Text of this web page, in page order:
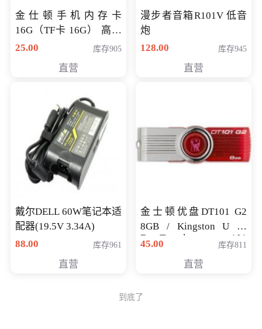
金仕顿手机内存卡
16G（TF卡 16G） 高速
卡 CLASS 10
25.00 库存905
直营
漫步者音箱R101V 低音
炮
128.00
库存945
直营
戴尔DELL 60W笔记本适
配器(19.5V 3.34A)
88.00
库存961
直营
金士顿优盘DT101 G2
8GB / Kingston U 盘
DataTraveler 101
Generati
45.00 库存811
直营
到底了